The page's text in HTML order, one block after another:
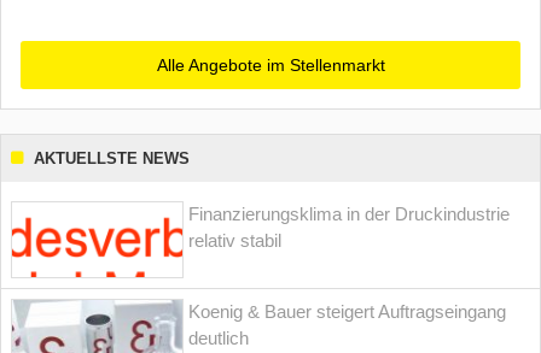
Alle Angebote im Stellenmarkt
AKTUELLSTE NEWS
Finanzierungsklima in der Druckindustrie
relativ stabil
Koenig & Bauer steigert Auftragseingang
deutlich